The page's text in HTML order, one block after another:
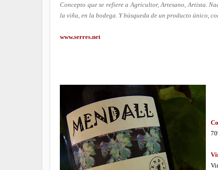
Concepto que se refiere a Agricultor, Artesano, Artista.
la viña, en la bodega. Y búsqueda de un producto único,
www.serres.net